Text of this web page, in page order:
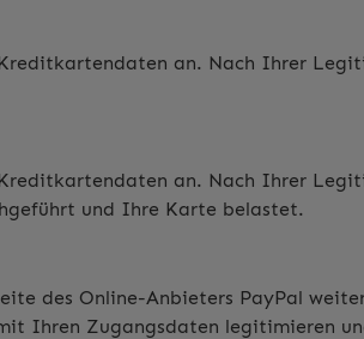
an. Nach Ihrer
an. Nach Ihrer
und Ihre Karte belastet.
des Online-Anbieters PayPal
Ihren Zugangsdaten legitimieren